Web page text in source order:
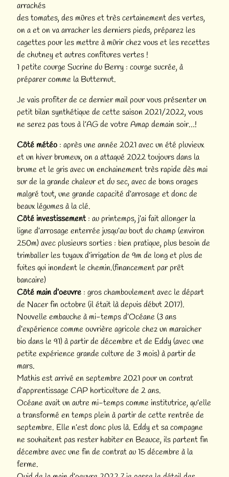
arrachés
des tomates, des mûres et très certainement des vertes,
on a et on va arracher les derniers pieds, préparez les
cagettes pour les mettre à mûrir chez vous et les recettes
de chutney et autres confitures vertes !
1 petite courge Sucrine du Berry : courge sucrée, à
préparer comme la Butternut.
Je vais profiter de ce dernier mail pour vous présenter un
petit bilan synthétique de cette saison 2021/2022, vous
ne serez pas tous à l’AG de votre Amap demain soir…!
Côté météo: après une année 2021 avec un été pluvieux
et un hiver brumeux, on a attaqué 2022 toujours dans la
brume et le gris avec un enchainement très rapide dès mai
sur de la grande chaleur et du sec, avec de bons orages
malgré tout, une grande capacité d’arrosage et donc de
beaux légumes à la clé.
Côté investissement: au printemps, j’ai fait allonger la
ligne d’arrosage enterrée jusqu’au bout du champ (environ
250m) avec plusieurs sorties : bien pratique, plus besoin de
trimballer les tuyaux d’irrigation de 9m de long et plus de
fuites qui inondent le chemin.(financement par prêt
bancaire)
Côté main d’oeuvre: gros chamboulement avec le départ
de Nacer fin octobre (il était là depuis début 2017).
Nouvelle embauche à mi-temps d’Océane (3 ans
d’expérience comme ouvrière agricole chez un maraicher
bio dans le 91) à partir de décembre et de Eddy (avec une
petite expérience grande culture de 3 mois) à partir de
mars.
Mathis est arrivé en septembre 2021 pour un contrat
d’apprentissage CAP horticulture de 2 ans.
Océane avait un autre mi-temps comme institutrice, qu’elle
a transformé en temps plein à partir de cette rentrée de
septembre. Elle n’est donc plus là. Eddy et sa compagne
ne souhaitent pas rester habiter en Beauce, ils partent fin
décembre avec une fin de contrat au 15 décembre à la
ferme.